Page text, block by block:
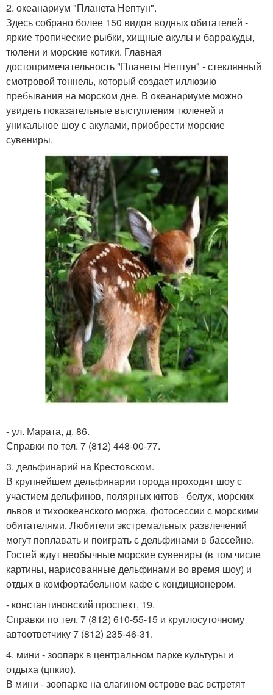
2. океанариум "Планета Нептун".
Здесь собрано более 150 видов водных обитателей -
яркие тропические рыбки, хищные акулы и барракуды,
тюлени и морские котики. Главная
достопримечательность "Планеты Нептун" - стеклянный
смотровой тоннель, который создает иллюзию
пребывания на морском дне. В океанариуме можно
увидеть показательные выступления тюленей и
уникальное шоу с акулами, приобрести морские
сувениры.
- ул. Марата, д. 86.
Справки по тел. 7 (812) 448-00-77.
3. дельфинарий на Крестовском.
В крупнейшем дельфинарии города проходят шоу с
участием дельфинов, полярных китов - белух, морских
львов и тихоокеанского моржа, фотосессии с морскими
обитателями. Любители экстремальных развлечений
могут поплавать и поиграть с дельфинами в бассейне.
Гостей ждут необычные морские сувениры (в том числе
картины, нарисованные дельфинами во время шоу) и
отдых в комфортабельном кафе с кондиционером.
- константиновский проспект, 19.
Справки по тел. 7 (812) 610-55-15 и круглосуточному
автоответчику 7 (812) 235-46-31.
4. мини - зоопарк в центральном парке культуры и
отдыха (цпкио).
В мини - зоопарке на елагином острове вас встретят